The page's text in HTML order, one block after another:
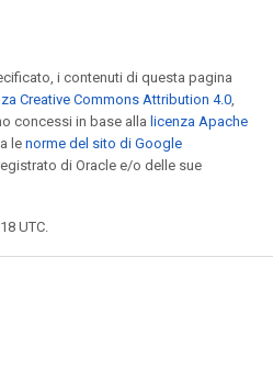
i contenuti di questa pagina
Creative Commons Attribution 4.0,
concessi in base alla licenza Apache
le norme del sito di Google
di Oracle e/o delle sue
UTC.